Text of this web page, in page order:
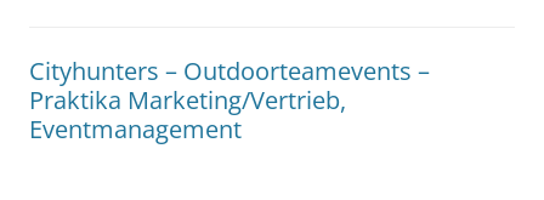
Cityhunters – Outdoorteamevents –
Praktika Marketing/Vertrieb,
Eventmanagement